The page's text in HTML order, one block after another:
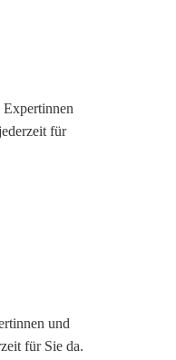
Expertinnen
für
und
für Sie da.